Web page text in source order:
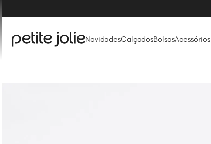
NovidadesCalçadosBolsasAcessórios